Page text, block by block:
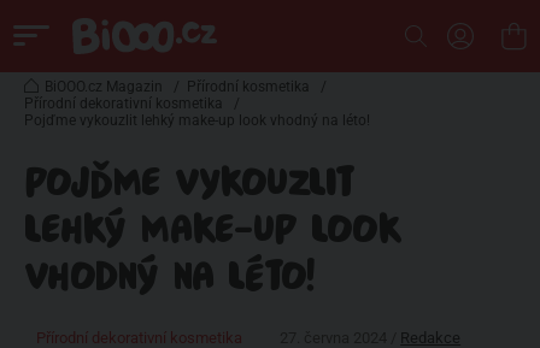
BiOOO.cz Magazin / Přírodní kosmetika
/
Přírodní dekorativní kosmetika
/
Pojďme vykouzlit lehký make-up look vhodný na léto!
POJĎME VYKOUZLIT
LEHKÝ MAKE-UP LOOK
VHODNÝ NA LÉTO!
Přírodní dekorativní kosmetika
Redakce